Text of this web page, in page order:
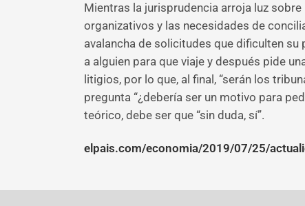
Mientras la jurisprudencia arroja luz
organizativos y las necesidades de
avalancha de solicitudes que dificulten su
a alguien para que viaje y después pide
litigios, por lo que, al final, “serán los
pregunta “¿debería ser un motivo para
teórico, debe ser que “sin duda, sí”.
elpais.com/economia/2019/07/25/